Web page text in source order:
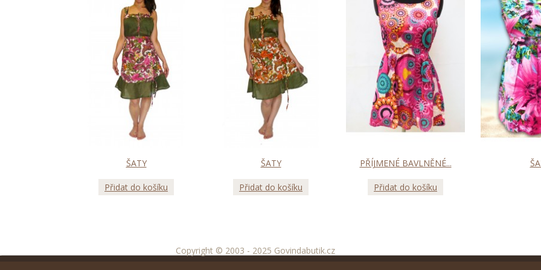
ŠATY
Přidat do košíku
ŠATY
Přidat do košíku
PŘÍJMENÉ BAVLNĚNÉ...
Přidat do košíku
Copyright © 2003 - 2025 Govindabutik.cz